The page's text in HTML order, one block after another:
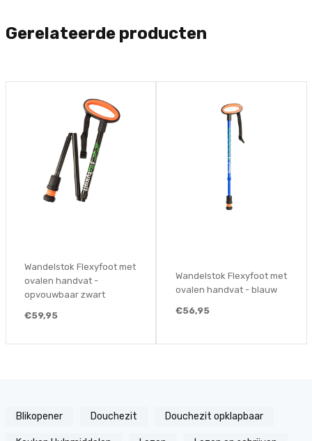
Gerelateerde producten
Wandelstok Flexyfoot met
ovalen handvat - blauw
€56,95
Wandelstok Flexyfoot met
ovalen handvat - zwart
€56,95
Blikopener Douchezit Douchezit opklapbaar